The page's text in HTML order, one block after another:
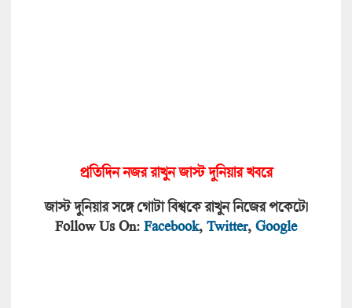
প্রতিদিন নজর রাখুন জাস্ট দুনিয়ার খবরে
জাস্ট দুনিয়ার সঙ্গে গোটা বিশ্বকে রাখুন নিজের পকেটে।
Follow Us On: Facebook, Twitter, Google